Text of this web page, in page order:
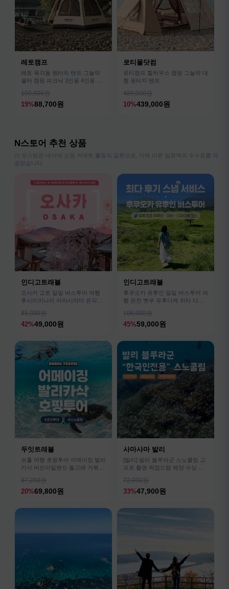
레토캠프
레토 육각돔 원터치 텐트 그늘막
쉘터 캠핑 피크닉 3인용 4인용 패
109,900원
19%88,700원
로티몰닷컴
로티캠프 힐하우스 캠핑 그늘막 대
형 원터치 텐트
489,000원
10%439,000원
N스토어 추천 상품
이 포스팅은 네이버 쇼핑 커넥트 활동의 일환으로, 이에 따른 일정액의 수수료를 제
공받습니다.
인디고트래블
오사카 교토 일일 버스투어 여행
후시미이나리 아라시야마 은각사
85,000원
42%49,000원
인디고트래블
후쿠오카 유후인 일일 버스투어 여
행 온천 벳부 유후다케 히타 다자
108,000원
45%59,000원
두잇트래블
보홀 여행 호핑투어 어메이징 발리
카삭 버진아일랜드 돌고래 거북이
87,250원
20%69,800원
사마사마 발리
[발리] 발리 블루라군 스노쿨링 고
프로 촬영 픽업드랍 해양 수상 액
72,000원
33%47,900원